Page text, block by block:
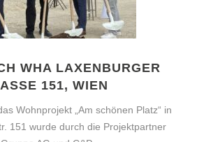
WHA LAXENBURGER
151, WIEN
Wohnprojekt „Am schönen Platz“ in
151 wurde durch die Projektpartner